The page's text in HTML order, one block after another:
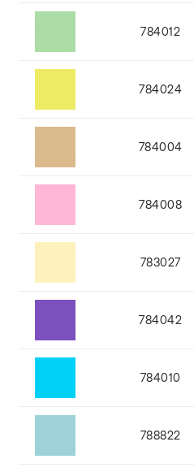
784012
784024
784004
784008
783027
784042
784010
788822